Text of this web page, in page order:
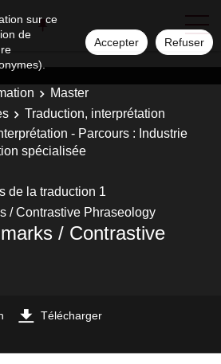
sur ce
de
Accepter Refuser
Master
Traduction, interprétation
- Parcours : Industrie
spécialisée
de la traduction 1
/ Contrastive Phraseology
/ Contrastive
Télécharger